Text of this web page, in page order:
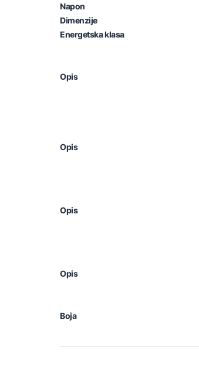
Napon
Dimenzije
Energetska klasa
Opis
Opis
Opis
Opis
Boja